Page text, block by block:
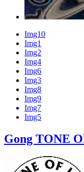
Img10
Img1
Img2
Img4
Img6
Img3
Img8
Img9
Img7
Img5
Gong TONE